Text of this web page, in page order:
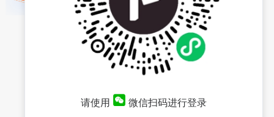
请使用 微信扫码进行登录